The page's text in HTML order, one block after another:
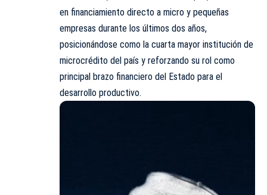
en financiamiento directo a micro y pequeñas
empresas durante los últimos dos años,
posicionándose como la cuarta mayor institución de
microcrédito del país y reforzando su rol como
principal brazo financiero del Estado para el
desarrollo productivo.